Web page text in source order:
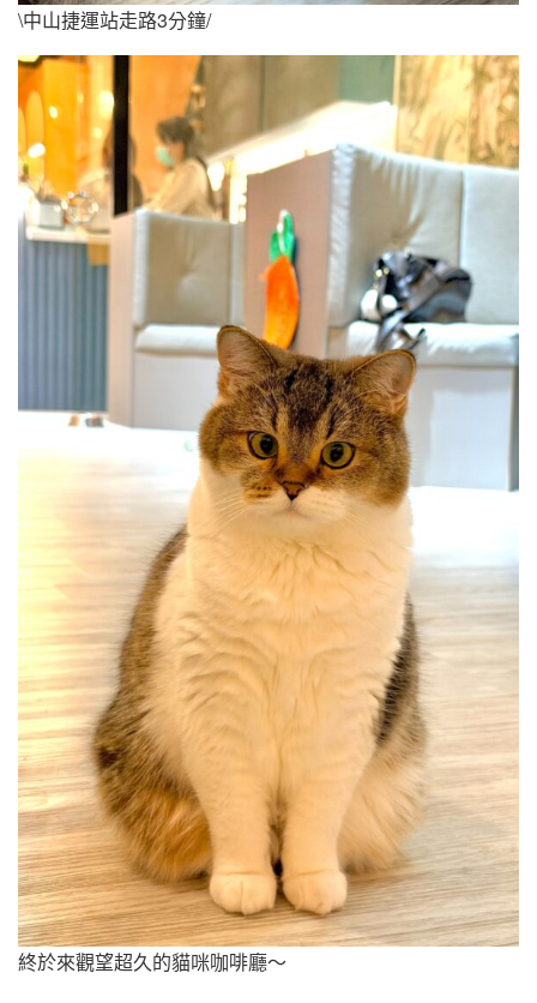
\中山捷運站走路3分鐘/
終於來觀望超久的貓咪咖啡廳～